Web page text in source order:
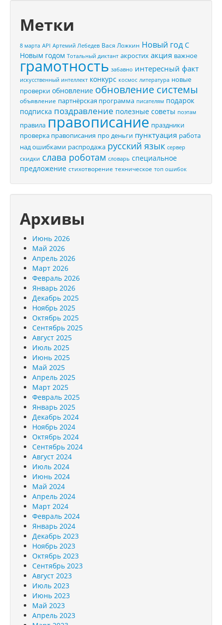
Метки
8 марта API Артемий Лебедев Вася Ложкин Новый год С
Новым годом Тотальный диктант акростих акция важное
грамотность забавно интересный факт
искусственный интеллект конкурс космос литература новые
проверки обновление обновление системы
объявление партнёрская программа писателям подарок
подписка поздравление полезные советы поэтам
правила правописание праздники
проверка правописания про деньги пунктуация работа
над ошибками распродажа русский язык сервер
скидки слава роботам словарь специальное
предложение стихотворение техническое топ ошибок
Архивы
Июнь 2026
Май 2026
Апрель 2026
Март 2026
Февраль 2026
Январь 2026
Декабрь 2025
Ноябрь 2025
Октябрь 2025
Сентябрь 2025
Август 2025
Июль 2025
Июнь 2025
Май 2025
Апрель 2025
Март 2025
Февраль 2025
Январь 2025
Декабрь 2024
Ноябрь 2024
Октябрь 2024
Сентябрь 2024
Август 2024
Июль 2024
Июнь 2024
Май 2024
Апрель 2024
Март 2024
Февраль 2024
Январь 2024
Декабрь 2023
Ноябрь 2023
Октябрь 2023
Сентябрь 2023
Август 2023
Июль 2023
Июнь 2023
Май 2023
Апрель 2023